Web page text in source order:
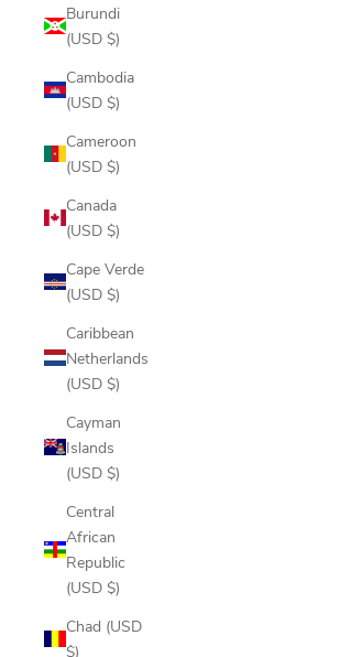
Burundi
(USD $)
Cambodia
(USD $)
Cameroon
(USD $)
Canada
(USD $)
Cape Verde
(USD $)
Caribbean
Netherlands
(USD $)
Cayman
Islands
(USD $)
Central
African
Republic
(USD $)
Chad (USD
$)